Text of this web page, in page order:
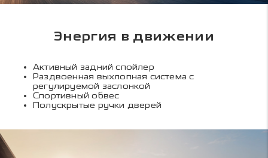
Энергия в движении
Активный задний спойлер
Раздвоенная выхлопная система с
регулируемой заслонкой
Спортивный обвес
Полускрытые ручки дверей